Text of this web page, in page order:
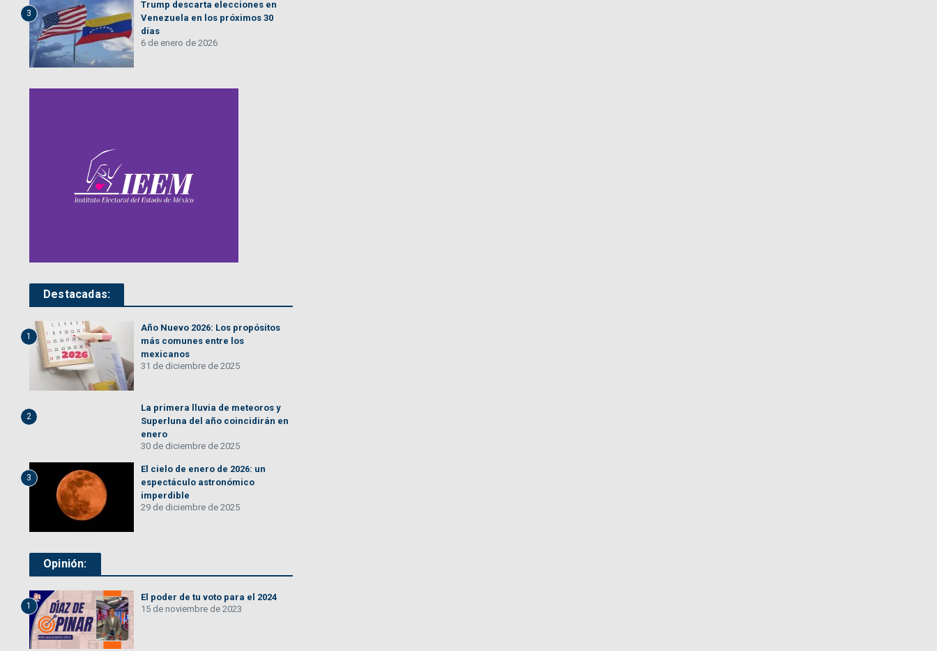
3
Trump descarta elecciones en
Venezuela en los próximos 30
días
6 de enero de 2026
Destacadas:
1
Año Nuevo 2026: Los propósitos
más comunes entre los
mexicanos
31 de diciembre de 2025
2
La primera lluvia de meteoros y
Superluna del año coincidirán en
enero
30 de diciembre de 2025
3
El cielo de enero de 2026: un
espectáculo astronómico
imperdible
29 de diciembre de 2025
Opinión:
1
El poder de tu voto para el 2024
15 de noviembre de 2023